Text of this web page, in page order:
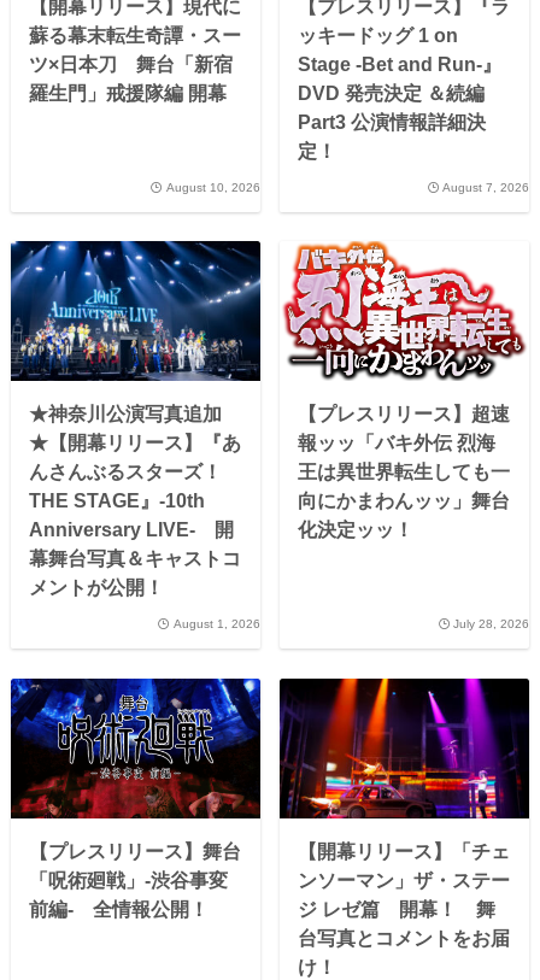
【開幕リリース】現代に
蘇る幕末転生奇譚・スー
ツ×日本刀 舞台「新宿
羅生門」戒援隊編 開幕
August 10, 2026
【プレスリリース】『ラ
ッキードッグ 1 on
Stage -Bet and Run-』
DVD 発売決定 ＆続編
Part3 公演情報詳細決
定！
August 7, 2026
★神奈川公演写真追加
★【開幕リリース】『あ
んさんぶるスターズ！
THE STAGE』-10th
Anniversary LIVE- 開
幕舞台写真＆キャストコ
メントが公開！
August 1, 2026
【プレスリリース】超速
報ッッ「バキ外伝 烈海
王は異世界転生しても一
向にかまわんッッ」舞台
化決定ッッ！
July 28, 2026
【プレスリリース】舞台
「呪術廻戦」-渋谷事変
前編- 全情報公開！
【開幕リリース】「チェ
ンソーマン」ザ・ステー
ジ レゼ篇 開幕！ 舞
台写真とコメントをお届
け！